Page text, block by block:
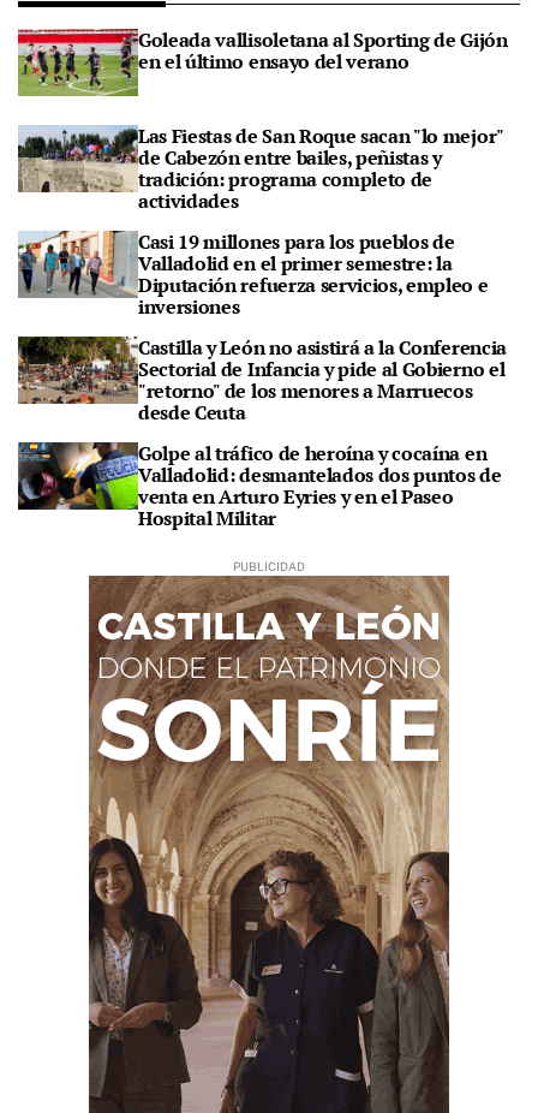
Goleada vallisoletana al Sporting de Gijón
en el último ensayo del verano
Las Fiestas de San Roque sacan "lo mejor"
de Cabezón entre bailes, peñistas y
tradición: programa completo de
actividades
Casi 19 millones para los pueblos de
Valladolid en el primer semestre: la
Diputación refuerza servicios, empleo e
inversiones
Castilla y León no asistirá a la Conferencia
Sectorial de Infancia y pide al Gobierno el
"retorno" de los menores a Marruecos
desde Ceuta
Golpe al tráfico de heroína y cocaína en
Valladolid: desmantelados dos puntos de
venta en Arturo Eyries y en el Paseo
Hospital Militar